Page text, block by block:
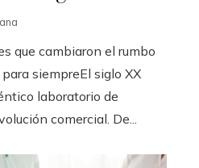
que cambiaron el rumbo
siempreEl siglo XX
laboratorio de
comercial. De...